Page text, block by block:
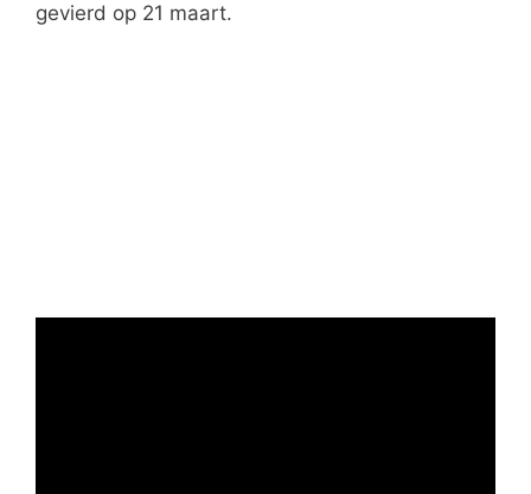
gevierd op 21 maart.